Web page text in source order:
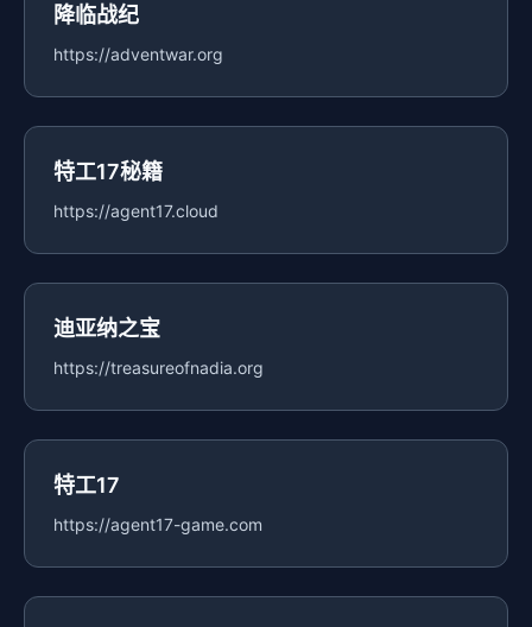
降临战纪
https://adventwar.org
特工17秘籍
https://agent17.cloud
迪亚纳之宝
https://treasureofnadia.org
特工17
https://agent17-game.com